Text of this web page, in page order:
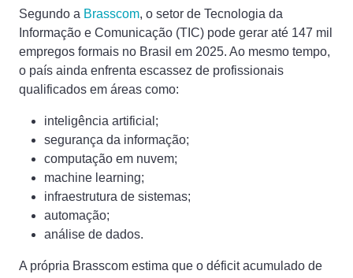
Segundo a Brasscom, o setor de Tecnologia da
Informação e Comunicação (TIC) pode gerar até 147 mil
empregos formais no Brasil em 2025. Ao mesmo tempo,
o país ainda enfrenta escassez de profissionais
qualificados em áreas como:
inteligência artificial;
segurança da informação;
computação em nuvem;
machine learning;
infraestrutura de sistemas;
automação;
análise de dados.
A própria Brasscom estima que o déficit acumulado de